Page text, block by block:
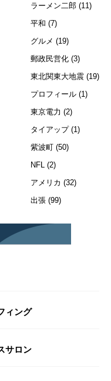
ラーメン二郎 (11)
平和 (7)
グルメ (19)
郵政民営化 (3)
東北関東大地震 (19)
プロフィール (1)
東京電力 (2)
タイアップ(1)
紫波町 (50)
NFL (2)
アメリカ (32)
出張 (99)
ィング
サロン